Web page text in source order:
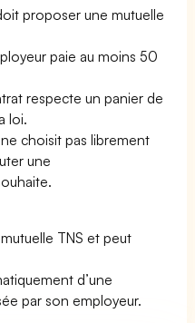
proposer une mutuelle
paie au moins 50
respecte un panier de
loi.
ne choisit pas librement
une
TNS et peut
d’une
par son employeur.